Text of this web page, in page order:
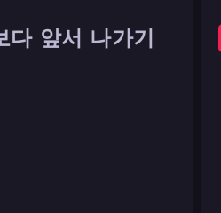
다 앞서 나가기